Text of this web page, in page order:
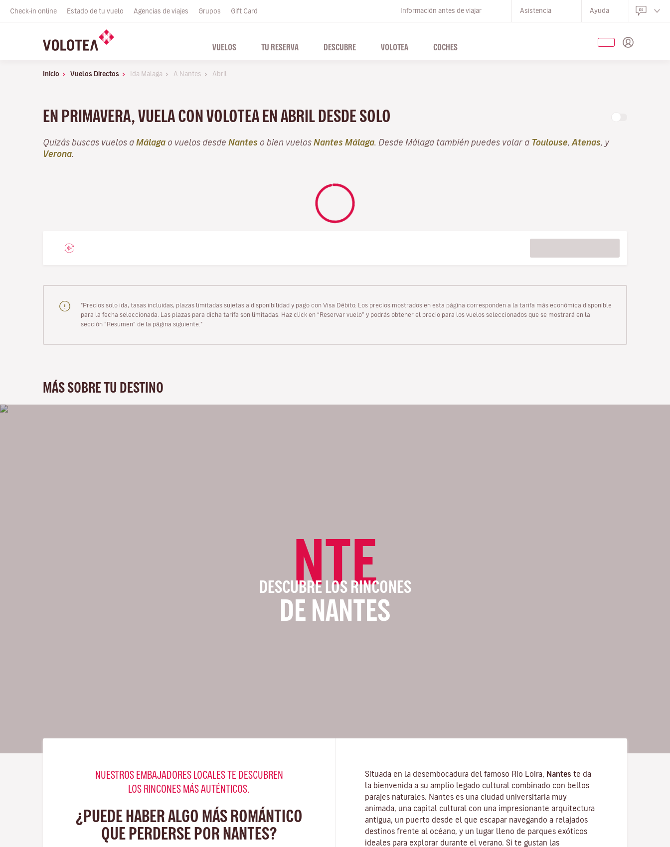
Check-in online Estado de tu vuelo Agencias de viajes Grupos Gift Card Información antes de viajar Asistencia Ayuda
VUELOS TU RESERVA DESCUBRE VOLOTEA COCHES
Inicio Vuelos Directos Ida Malaga A Nantes Abril
EN PRIMAVERA, VUELA CON VOLOTEA EN ABRIL DESDE SOLO
Quizás buscas vuelos a Málaga o vuelos desde Nantes o bien vuelos Nantes Málaga . Desde Málaga también puedes volar a Toulouse Atenas , y
Verona
"Precios solo ida, tasas incluidas, plazas limitadas sujetas a disponibilidad y pago con Visa Débito. Los precios mostrados en esta página corresponden a la tarifa más económica disponible
para la fecha seleccionada. Las plazas para dicha tarifa son limitadas. Haz click en “Reservar vuelo” y podrás obtener el precio para los vuelos seleccionados que se mostrará en la
sección “Resumen” de la página siguiente."
MÁS SOBRE TU DESTINO
NTE
DESCUBRE LOS RINCONES
DE NANTES
NUESTROS EMBAJADORES LOCALES TE DESCUBREN
LOS RINCONES MÁS AUTÉNTICOS.
¿PUEDE HABER ALGO MÁS ROMÁNTICO
QUE PERDERSE POR NANTES?
Situada en la desembocadura del famoso Río Loira Nantes te da
la bienvenida a su amplio legado cultural combinado con bellos
parajes naturales. Nantes es una ciudad universitaria muy
animada, una capital cultural con una impresionante arquitectura
antigua, un puerto desde el que escapar navegando a relajados
destinos frente al océano, y un lugar lleno de parques exóticos
ideales para explorar durante el verano. Si te gustan las